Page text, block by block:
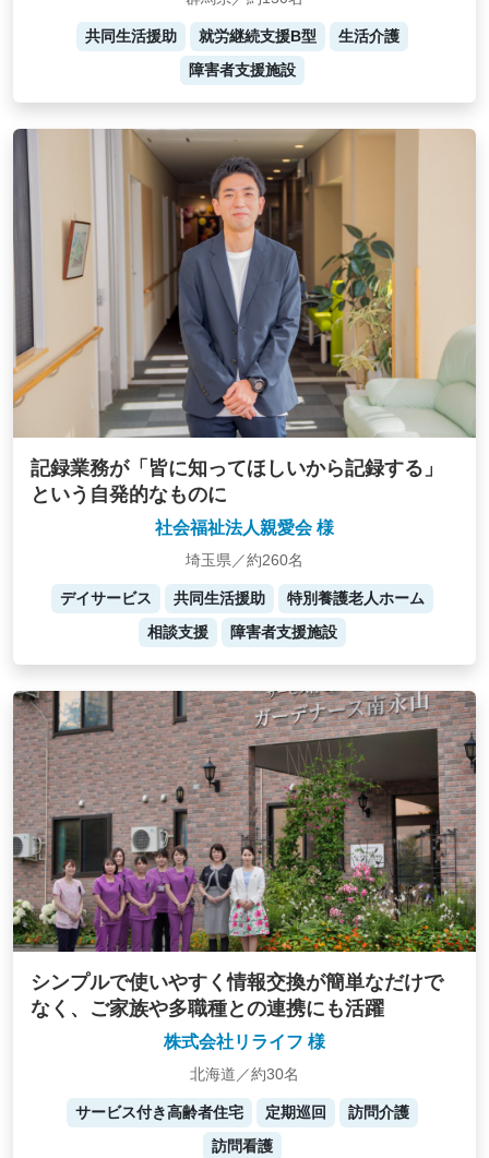
共同生活援助 就労継続支援B型
生活介護
障害者支援施設
記録業務が「皆に知ってほしいから記録する」
という自発的なものに
社会福祉法人親愛会 様
埼玉県／約260名
デイサービス 共同生活援助
特別養護老人ホーム
相談支援
障害者支援施設
シンプルで使いやすく情報交換が簡単なだけで
なく、ご家族や多職種との連携にも活躍
株式会社リライフ 様
北海道／約30名
サービス付き高齢者住宅 定期巡回
訪問介護
訪問看護